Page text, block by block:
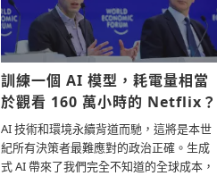
訓練一個 AI 模型，耗電量相當
於觀看 160 萬小時的 Netflix？
AI 技術和環境永續背道而馳，這將是本世
紀所有決策者最難應對的政治正確。生成
式 AI 帶來了我們完全不知道的全球成本，